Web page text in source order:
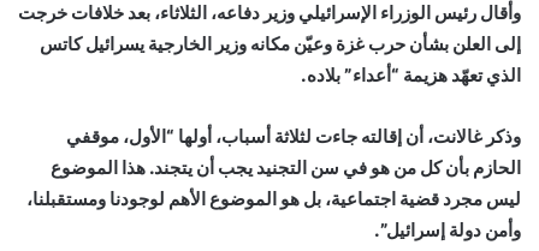
وأقال رئيس الوزراء الإسرائيلي وزير دفاعه، الثلاثاء، بعد خلافات خرجت
إلى العلن بشأن حرب غزة وعيّن مكانه وزير الخارجية يسرائيل كاتس
الذي تعهّد هزيمة “أعداء” بلاده.
وذكر غالانت، أن إقالته جاءت لثلاثة أسباب، أولها “الأول، موقفي
الحازم بأن كل من هو في سن التجنيد يجب أن يتجند. هذا الموضوع
ليس مجرد قضية اجتماعية، بل هو الموضوع الأهم لوجودنا ومستقبلنا،
وأمن دولة إسرائيل”.